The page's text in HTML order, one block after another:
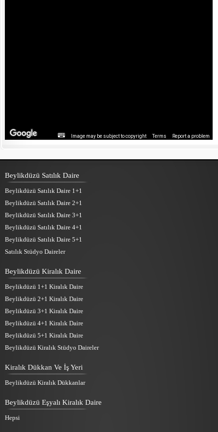
Image may be subject to copyright Terms Report a problem
Beylikdüzü Satılık Daire
Beylikdüzü Satılık Daire 1+1
Beylikdüzü Satılık Daire 2+1
Beylikdüzü Satılık Daire 3+1
Beylikdüzü Satılık Daire 4+1
Beylikdüzü Satılık Daire 5+1
Satılık Stüdyo Daireler
Beylikdüzü Kiralık Daire
Beylikdüzü 1+1 Kiralık Daire
Beylikdüzü 2+1 Kiralık Daire
Beylikdüzü 3+1 Kiralık Daire
Beylikdüzü 4+1 Kiralık Daire
Beylikdüzü 5+1 Kiralık Daire
Beylikdüzü Kiralık Stüdyo Daireler
Kiralık Dükkan Ve İş Yeri
Beylikdüzü Kiralık Dükkanlar
Beylikdüzü Eşyalı Kiralık Daire
Hepsi